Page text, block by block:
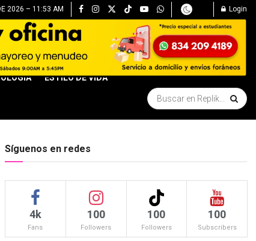
2026 – 11:53 AM Login
ESTILO DE VIDA
Síguenos en redes
4k
Fans
100
Followers
100
Followers
100
Subscribers